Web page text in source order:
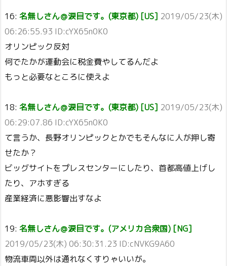
16: 名無しさん＠涙目です。(東京都) [US] 2019/05/23(木)
06:26:55.93 ID:cYX65n0K0
オリンピック反対
何でたかが運動会に税金費やしてるんだよ
もっと必要なところに使えよ
18: 名無しさん＠涙目です。(東京都) [US] 2019/05/23(木)
06:29:07.86 ID:cYX65n0K0
て言うか、長野オリンピックとかでもそんなに人が押し寄
せたか？
ビッグサイトをプレスセンターにしたり、首都高値上げし
たり、アホすぎる
産業経済に悪影響出すなよ
19: 名無しさん＠涙目です。(アメリカ合衆国) [NG]
2019/05/23(木) 06:30:31.23 ID:cNVKG9A60
物流車両以外は通れなくすりゃいいが。